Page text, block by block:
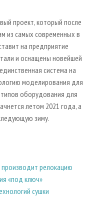
проект, который после
из самых современных в
на предприятие
и оснащены новейшей
система на
моделирования для
оборудования для
летом 2021 года, а
зиму.
релокацию
«под ключ»
сушки